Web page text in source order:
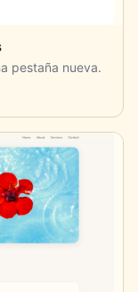
pestaña nueva.
nueva.